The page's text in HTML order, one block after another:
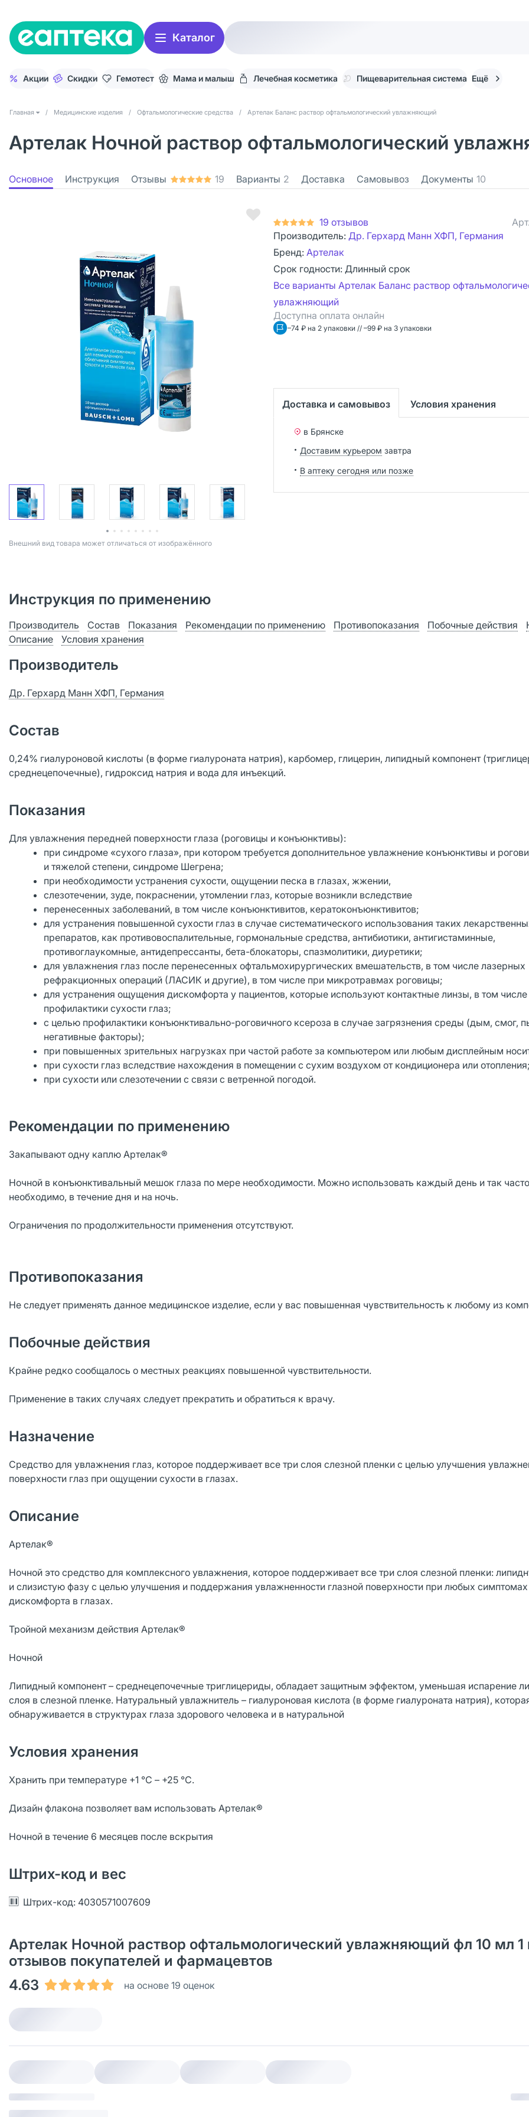
Каталог
Акции Скидки Гемотест Мама и малыш Лечебная косметика Пищеварительная система Ещё
Главная / Медицинские изделия / Офтальмологические средства / Артелак Баланс раствор офтальмологический увлажняющий
Артелак Ночной раствор офтальмологический
Основное Инструкция Отзывы 19 Варианты 2 Доставка Самовывоз Документы 10
Bнешний вид товара может отличаться от изображённого
19 отзывов Арт.
Производитель: Др. Герхард Манн ХФП, Германия
Бренд: Артелак
Срок годности: Длинный срок
Все варианты Артелак Баланс раствор
увлажняющий
Доступна оплата онлайн
–74 ₽ на 2 упаковки // –99 ₽ на 3 упаковки
Доставка и самовывоз Условия хранения
в Брянске
Доставим курьером завтра
В аптеку сегодня или позже
Инструкция по применению
Производитель Состав Показания Рекомендации по применению Противопоказания Побочные действия
Описание
Условия хранения
Производитель
Др. Герхард Манн ХФП, Германия
Состав
0,24% гиалуроновой кислоты (в форме гиалуроната натрия), карбомер, глицерин, липидный компонент
среднецепочечные), гидроксид натрия и вода для инъекций.
Показания
Для увлажнения передней поверхности глаза (роговицы и конъюнктивы):
при синдроме «сухого глаза», при котором требуется дополнительное увлажнение конъюнктивы и
и тяжелой степени, синдроме Шегрена;
при необходимости устранения сухости, ощущении песка в глазах, жжении,
слезотечении, зуде, покраснении, утомлении глаз, которые возникли вследствие
перенесенных заболеваний, в том числе конъюнктивитов, кератоконъюнктивитов;
для устранения повышенной сухости глаз в случае систематического использования таких
препаратов, как противовоспалительные, гормональные средства, антибиотики, антигистаминные,
противоглаукомные, антидепрессанты, бета-блокаторы, спазмолитики, диуретики;
для увлажнения глаз после перенесенных офтальмохирургических вмешательств, в том числе лазерных
рефракционных операций (ЛАСИК и другие), в том числе при микротравмах роговицы;
для устранения ощущения дискомфорта у пациентов, которые используют контактные линзы, в том числе
профилактики сухости глаз;
с целью профилактики конъюнктивально-роговичного ксероза в случае загрязнения среды (дым, смог,
негативные факторы);
при повышенных зрительных нагрузках при частой работе за компьютером или любым дисплейным
при сухости глаз вследствие нахождения в помещении с сухим воздухом от кондиционера или отопления;
при сухости или слезотечении с связи с ветренной погодой.
Рекомендации по применению
Закапывают одну каплю Артелак®
Ночной в конъюнктивальный мешок глаза по мере необходимости. Можно использовать каждый день и так
необходимо, в течение дня и на ночь.
Ограничения по продолжительности применения отсутствуют.
Противопоказания
Не следует применять данное медицинское изделие, если у вас повышенная чувствительность к любому из
Побочные действия
Крайне редко сообщалось о местных реакциях повышенной чувствительности.
Применение в таких случаях следует прекратить и обратиться к врачу.
Назначение
Средство для увлажнения глаз, которое поддерживает все три слоя слезной пленки с целью улучшения
поверхности глаз при ощущении сухости в глазах.
Описание
Артелак®
Ночной это средство для комплексного увлажнения, которое поддерживает все три слоя слезной пленки:
и слизистую фазу с целью улучшения и поддержания увлажненности глазной поверхности при любых симптомах
дискомфорта в глазах.
Тройной механизм действия Артелак®
Ночной
Липидный компонент – среднецепочечные триглицериды, обладает защитным эффектом, уменьшая испарение
слоя в слезной пленке. Натуральный увлажнитель – гиалуроновая кислота (в форме гиалуроната натрия),
обнаруживается в структурах глаза здорового человека и в натуральной
Условия хранения
Хранить при температуре +1 °С – +25 °С.
Дизайн флакона позволяет вам использовать Артелак®
Ночной в течение 6 месяцев после вскрытия
Штрих-код и вес
Штрих-код: 4030571007609
Артелак Ночной раствор офтальмологический увлажняющий фл 10 мл 1
отзывов покупателей и фармацевтов
4.63
на основе 19 оценок